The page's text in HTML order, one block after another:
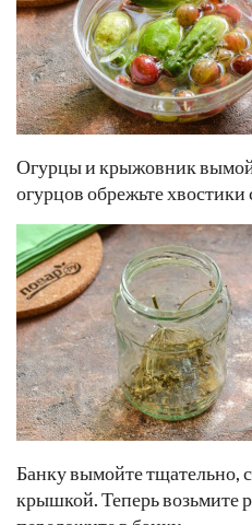
Огурцы и крыжовник
огурцов обрежьте хвостики
Банку вымойте тщательно,
крышкой. Теперь возьмите